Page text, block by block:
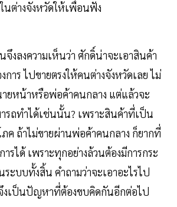
นต่างจังหวัดให้เพื่อนฟัง
ลงความเห็นว่า ศักดิ์น่าจะเอาสินค้า
าร ไปขายตรงให้คนต่างจังหวัดเลย ไม่
ยหน้าหรือพ่อค้าคนกลาง แต่แล้วจะ
รถทำได้เช่นนั้น? เพราะสินค้าที่เป็น
ค ถ้าไม่ขายผ่านพ่อค้าคนกลาง ก็ยากที่
รได้ เพราะทุกอย่างล้วนต้องมีการกระ
ระบบทั้งสิ้น คำถามว่าจะเอาอะไรไป
งเป็นปัญหาที่ต้องขบคิดกันอีกต่อไป